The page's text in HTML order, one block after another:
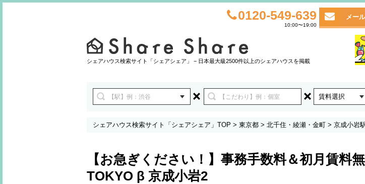
0120-549-639
10:00〜19:00
メー
シェアハウス検索サイト「シェアシェア」 − 日本最大級2500件以上のシェアハウスを掲載
賃料選択
シェアハウス検索サイト「シェアシェア」TOP > 東京都 > 北千住・綾瀬・金町 > 京成小岩
【お急ぎください！】事務手数料＆初月賃料
TOKYO β 京成小岩2